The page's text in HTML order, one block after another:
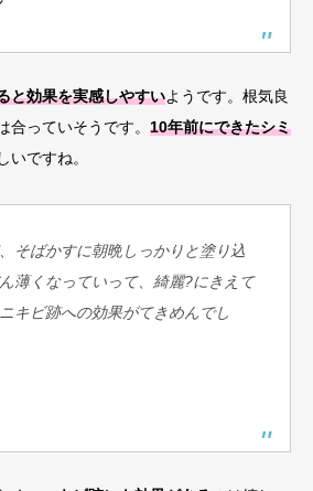
と効果を実感しやすいようです。根気良
合っていそうです。 10年前にできたシミ
いですね。
そばかすに朝晩しっかりと塗り込
薄くなっていって、綺麗?にきえて
キビ跡への効果がてきめんでし